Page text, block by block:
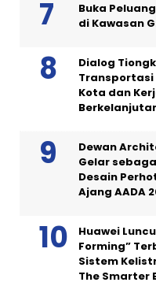
Buka
di Kawasan
Dialog
Transportasi
Kota dan
Dewan
Gelar
Desain
Ajang AADA
Huawei
Forming”
Sistem
The Smarter